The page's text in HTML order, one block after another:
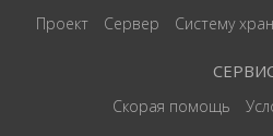
Проект Сервер Систему
Скорая помощь